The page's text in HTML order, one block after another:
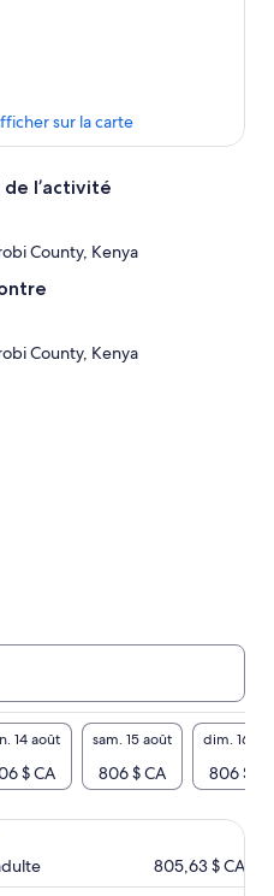
sur la carte
l’activité
County, Kenya
County, Kenya
14 août
$ CA
sam. 15 août
806 $ CA
dim. 16 août
806 $ CA
805,63 $ CA